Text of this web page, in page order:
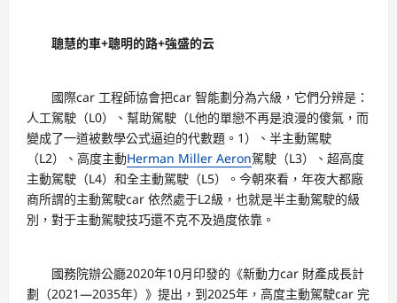
聰慧的車+聰明的路+強盛的云
國際car 工程師協會把car 智能劃分為六級，它們分辨是：
人工駕駛（L0）、幫助駕駛（L他的單戀不再是浪漫的傻氣，而
變成了一道被數學公式逼迫的代數題。1）、半主動駕駛
（L2）、高度主動Herman Miller Aeron駕駛（L3）、超高度
主動駕駛（L4）和全主動駕駛（L5）。今朝來看，年夜大都廠
商所謂的主動駕駛car 依然處于L2級，也就是半主動駕駛的級
別，對于主動駕駛技巧還不克不及過度依靠。
國務院辦公廳2020年10月印發的《新動力car 財產成長計
劃（2021—2035年）》提出，到2025年，高度主動駕駛car 完